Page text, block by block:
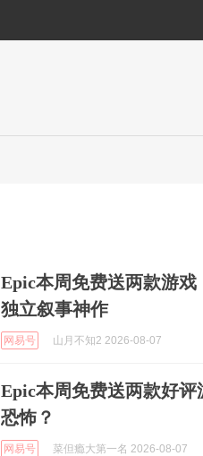
Epic本周免费送两款游戏
独立叙事神作
网易号 山月不知2 2026-08-07
Epic本周免费送两款好
恐怖？
网易号 菜但瘾大第一名 2026-08-07